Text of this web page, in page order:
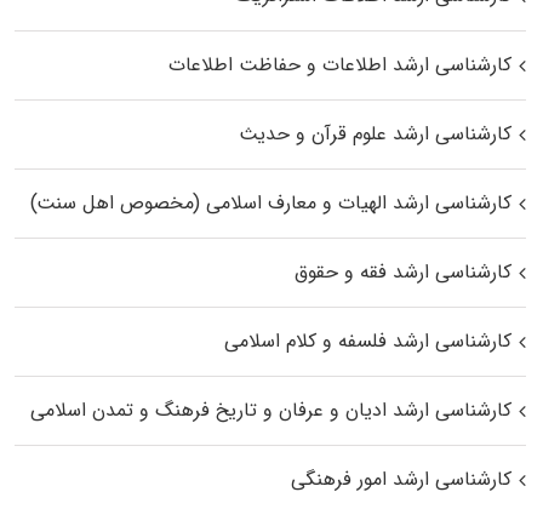
کارشناسی ارشد اطلاعات و حفاظت اطلاعات
کارشناسی ارشد علوم قرآن و حدیث
کارشناسی ارشد الهیات و معارف اسلامی (مخصوص اهل سنت)
کارشناسی ارشد فقه و حقوق
کارشناسی ارشد فلسفه و کلام اسلامی
کارشناسی ارشد ادیان و عرفان و تاریخ فرهنگ و تمدن اسلامی
کارشناسی ارشد امور فرهنگی